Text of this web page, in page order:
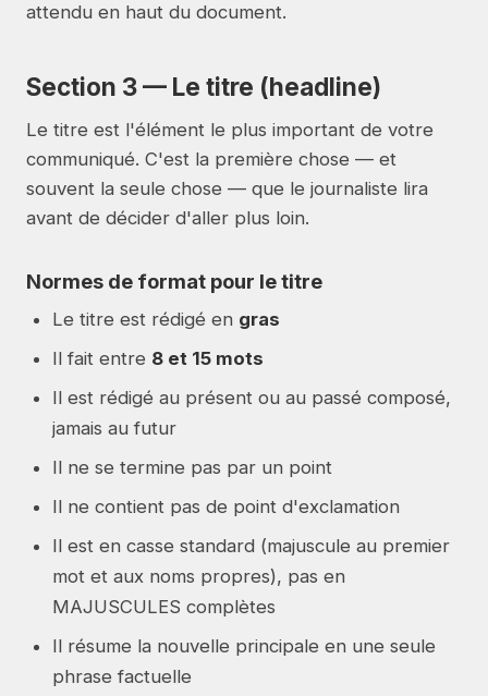
attendu en haut du document.
Section 3 — Le titre (headline)
Le titre est l'élément le plus important de votre
communiqué. C'est la première chose — et
souvent la seule chose — que le journaliste lira
avant de décider d'aller plus loin.
Normes de format pour le titre
Le titre est rédigé en gras
Il fait entre 8 et 15 mots
Il est rédigé au présent ou au passé composé,
jamais au futur
Il ne se termine pas par un point
Il ne contient pas de point d'exclamation
Il est en casse standard (majuscule au premier
mot et aux noms propres), pas en
MAJUSCULES complètes
Il résume la nouvelle principale en une seule
phrase factuelle